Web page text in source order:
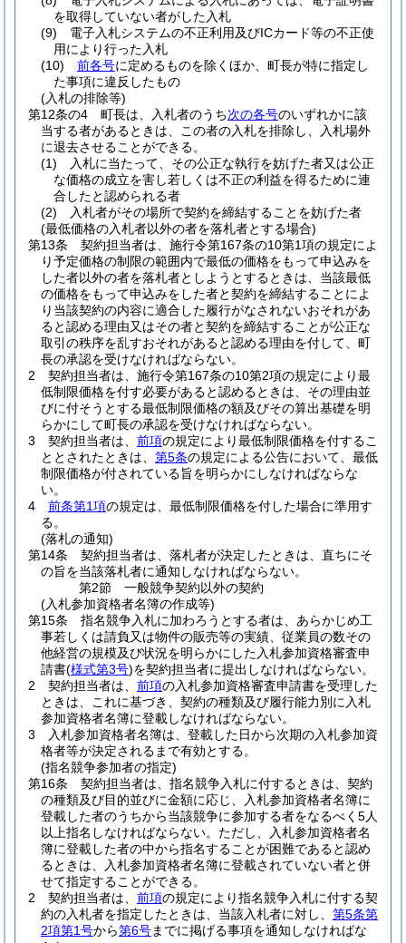
を取得していない者がした入札
(9)
電子入札システムの不正利用及びICカード等の不正使
用により行った入札
(10)
前各号に定めるものを除くほか、町長が特に指定し
た事項に違反したもの
(入札の排除等)
第12条の4
町長は、入札者のうち次の各号のいずれかに該
当する者があるときは、この者の入札を排除し、入札場外
に退去させることができる。
(1)
入札に当たって、その公正な執行を妨げた者又は公正
な価格の成立を害し若しくは不正の利益を得るために連
合したと認められる者
(2)
入札者がその場所で契約を締結することを妨げた者
(最低価格の入札者以外の者を落札者とする場合)
第13条
契約担当者は、施行令第167条の10第1項の規定によ
り予定価格の制限の範囲内で最低の価格をもって申込みを
した者以外の者を落札者としようとするときは、当該最低
の価格をもって申込みをした者と契約を締結することによ
り当該契約の内容に適合した履行がなされないおそれがあ
ると認める理由又はその者と契約を締結することが公正な
取引の秩序を乱すおそれがあると認める理由を付して、町
長の承認を受けなければならない。
2
契約担当者は、施行令第167条の10第2項の規定により最
低制限価格を付す必要があると認めるときは、その理由並
びに付そうとする最低制限価格の額及びその算出基礎を明
らかにして町長の承認を受けなければならない。
3
契約担当者は、 前項の規定により最低制限価格を付するこ
ととされたときは、 第5条の規定による公告において、最低
制限価格が付されている旨を明らかにしなければならな
い。
4
前条第1項の規定は、最低制限価格を付した場合に準用す
る。
(落札の通知)
第14条
契約担当者は、落札者が決定したときは、直ちにそ
の旨を当該落札者に通知しなければならない。
第2節
一般競争契約以外の契約
(入札参加資格者名簿の作成等)
第15条
指名競争入札に加わろうとする者は、あらかじめ工
事若しくは請負又は物件の販売等の実績、従業員の数その
他経営の規模及び状況を明らかにした入札参加資格審査申
請書(様式第3号)を契約担当者に提出しなければならない。
2
契約担当者は、 前項の入札参加資格審査申請書を受理した
ときは、これに基づき、契約の種類及び履行能力別に入札
参加資格者名簿に登載しなければならない。
3
入札参加資格者名簿は、登載した日から次期の入札参加資
格者等が決定されるまで有効とする。
(指名競争参加者の指定)
第16条
契約担当者は、指名競争入札に付するときは、契約
の種類及び目的並びに金額に応じ、入札参加資格者名簿に
登載した者のうちから当該競争に参加する者をなるべく5人
以上指名しなければならない。 ただし、入札参加資格者名
簿に登載した者の中から指名することが困難であると認め
るときは、入札参加資格者名簿に登載されていない者と併
せて指定することができる。
2
契約担当者は、 前項の規定により指名競争入札に付する契
約の入札者を指定したときは、当該入札者に対し、 第5条第
2項第1号から第6号までに掲げる事項を通知しなければな